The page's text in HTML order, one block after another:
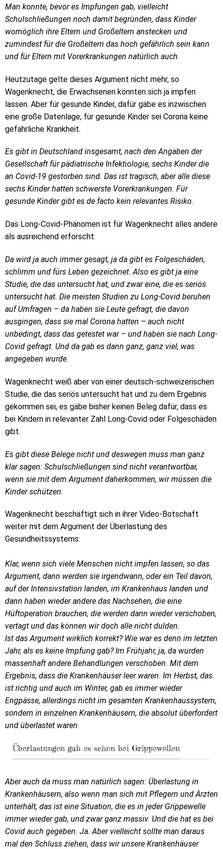
Man konnte, bevor es Impfungen gab, vielleicht
Schulschließungen noch damit begründen, dass Kinder
womöglich ihre Eltern und Großeltern anstecken und
zumindest für die Großeltern das hoch gefährlich sein kann
und für Eltern mit Vorerkrankungen natürlich auch.
Heutzutage gelte dieses Argument nicht mehr, so
Wagenknecht, die Erwachsenen könnten sich ja impfen
lassen. Aber für gesunde Kinder, dafür gäbe es inzwischen
eine große Datenlage, für gesunde Kinder sei Corona keine
gefährliche Krankheit.
Es gibt in Deutschland insgesamt, nach den Angaben der
Gesellschaft für pädiatrische Infektiologie, sechs Kinder die
an Covid-19 gestorben sind. Das ist tragisch, aber alle diese
sechs Kinder hatten schwerste Vorerkrankungen. Für
gesunde Kinder gibt es de facto kein relevantes Risiko.
Das Long-Covid-Phänomen ist für Wagenknecht alles andere
als ausreichend erforscht:
Da wird ja auch immer gesagt, ja da gibt es Folgeschäden,
schlimm und fürs Leben gezeichnet. Also es gibt ja eine
Studie, die das untersucht hat, und zwar eine, die es seriös
untersucht hat. Die meisten Studien zu Long-Covid beruhen
auf Umfragen – da haben sie Leute gefragt, die davon
ausgingen, dass sie mal Corona hatten – auch nicht
unbedingt, dass das getestet war – und haben sie nach Long-
Covid gefragt. Und da gab es dann ganz, ganz viel, was
angegeben wurde.
Wagenknecht weiß aber von einer deutsch-schweizerischen
Studie, die das seriös untersucht hat und zu dem Ergebnis
gekommen sei, es gäbe bisher keinen Beleg dafür, dass es
bei Kindern in relevanter Zahl Long-Covid oder Folgeschäden
gibt.
Es gibt diese Belege nicht und deswegen muss man ganz
klar sagen: Schulschließungen sind nicht verantwortbar,
wenn sie mit dem Argument daherkommen, wir müssen die
Kinder schützen.
Wagenknecht beschäftigt sich in ihrer Video-Botschaft
weiter mit dem Argument der Überlastung des
Gesundheitssystems:
Klar, wenn sich viele Menschen nicht impfen lassen, so das
Argument, dann werden sie irgendwann, oder ein Teil davon,
auf der Intensivstation landen, im Krankenhaus landen und
dann haben wieder andere das Nachsehen, die eine
Hüftoperation brauchen, die werden dann wieder verschoben,
vertagt und das können wir doch alle nicht dulden.
Ist das Argument wirklich korrekt? Wie war es denn im letzten
Jahr, als es keine Impfung gab? Im Frühjahr, ja, da wurden
massenhaft andere Behandlungen verschoben. Mit dem
Ergebnis, dass die Krankenhäuser leer waren. Im Herbst, das
ist richtig und auch im Winter, gab es immer wieder
Engpässe, allerdings nicht im gesamten Krankenhaussystem,
sondern in einzelnen Krankenhäusern, die absolut überfordert
und überlastet waren.
Überlastungen gab es schon bei Grippewellen
Aber auch da muss man natürlich sagen: Überlastung in
Krankenhäusern, also wenn man sich mit Pflegern und Ärzten
unterhält, das ist eine Situation, die es in jeder Grippewelle
immer wieder gab, und zwar ganz massiv. Und die hat es bei
Covid auch gegeben. Ja. Aber vielleicht sollte man daraus
mal den Schluss ziehen, dass wir unsere Krankenhäuser